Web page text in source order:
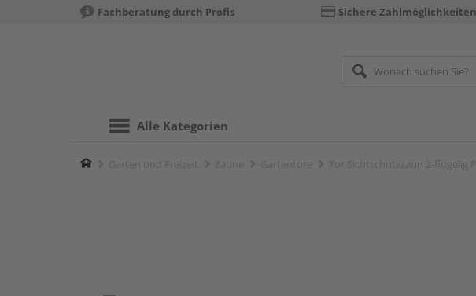
Fachberatung durch Profis Sichere Zahlmöglichkeiten
Alle Kategorien
Home